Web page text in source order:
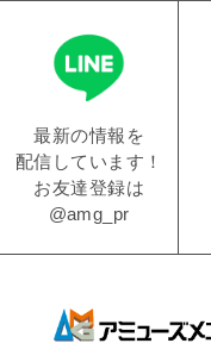
最新の情報を
配信しています！
お友達登録は
@amg_pr